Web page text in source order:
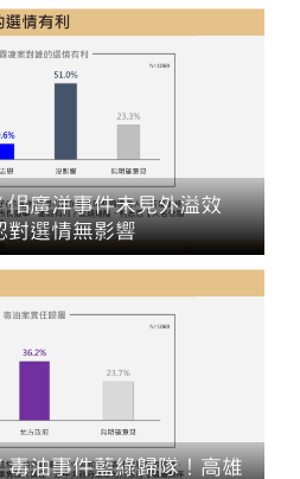
佀廣洋事件未見外溢效
對選情無影響
毒油事件藍綠歸隊！高雄